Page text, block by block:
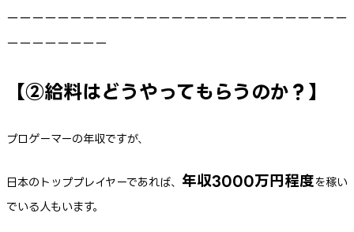
ーーーーーーーーーーーーーーーーーーーーーーーーーーー
ーーーーーーーー
【②給料はどうやってもらうのか？】
プロゲーマーの年収ですが、
日本のトッププレイヤーであれば、 年収3000万円程度を稼い
でいる人もいます。